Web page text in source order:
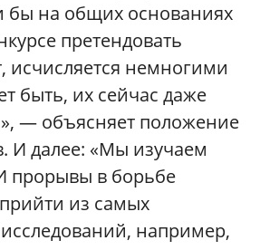
бы на общих основаниях
претендовать
исчисляется немногими
быть, их сейчас даже
— объясняет положение
И далее: «Мы изучаем
прорывы в борьбе
из самых
например,